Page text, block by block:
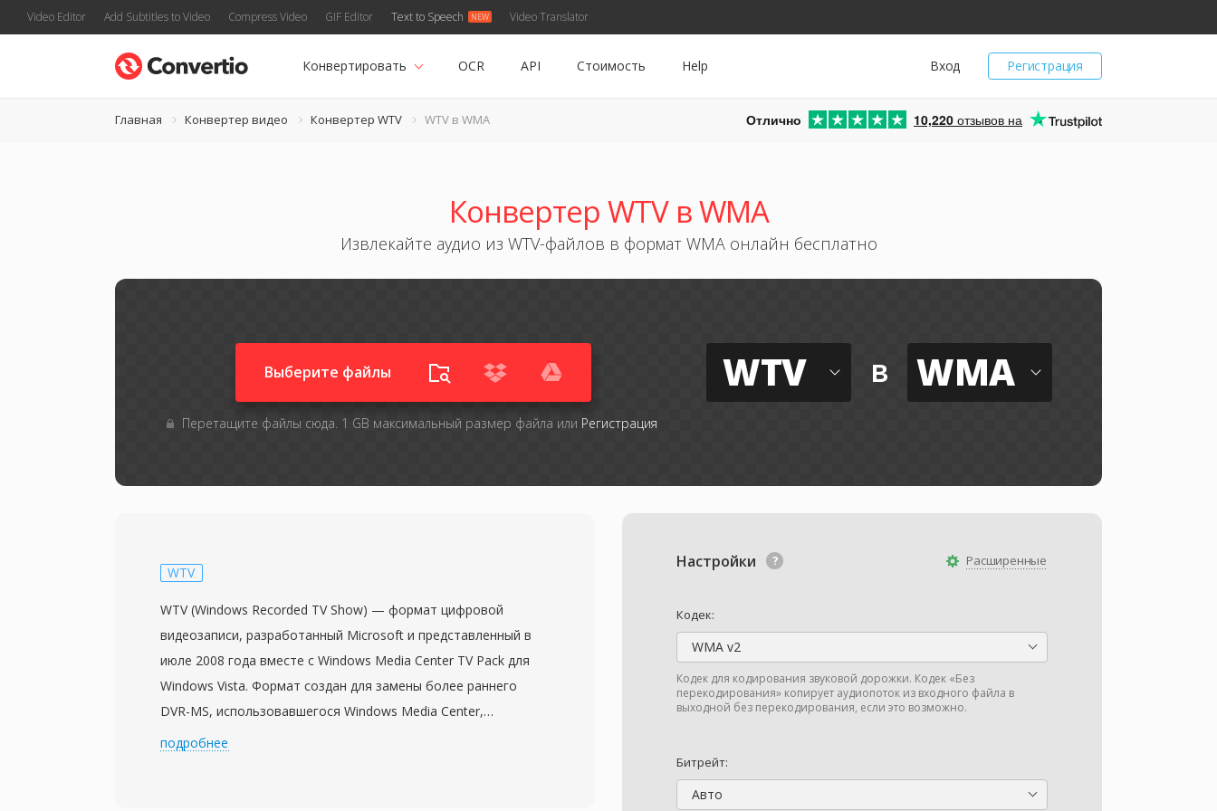
Video Editor Add Subtitles to Video Compress Video GIF Editor Text to Speech Video Translator
Регистрация
Вход
Конвертировать OCR API Стоимость Help
Главная Конвертер видео Конвертер WTV WTV в WMA Отлично 10,220 отзывов на
Конвертер WTV в WMA
Извлекайте аудио из WTV-файлов в формат WMA онлайн бесплатно
Выберите файлы
Перетащите файлы сюда. 1 GB максимальный размер файла или Регистрация
WTV в WMA
Расширенные
Настройки
Кодек:
WMA v2
Кодек для кодирования звуковой дорожки. Кодек «Без
перекодирования» копирует аудиопоток из входного файла в
выходной без перекодирования, если это возможно.
Битрейт:
Авто
WTV
WTV (Windows Recorded TV Show) — формат цифровой
видеозаписи, разработанный Microsoft и представленный в
июле 2008 года вместе с Windows Media Center TV Pack для
Windows Vista. Формат создан для замены более раннего
DVR-MS, использовавшегося Windows Media Center,
предлагая более функциональный контейнер для записи
подробнее